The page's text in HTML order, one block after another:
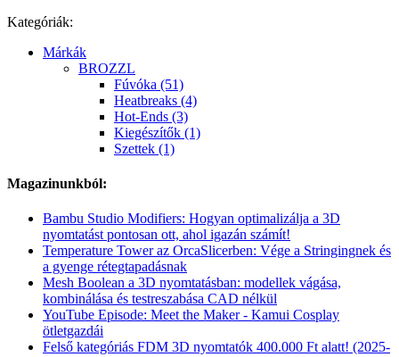
Kategóriák:
Márkák
BROZZL
Fúvóka (51)
Heatbreaks (4)
Hot-Ends (3)
Kiegészítők (1)
Szettek (1)
Magazinunkból:
Bambu Studio Modifiers: Hogyan optimalizálja a 3D
nyomtatást pontosan ott, ahol igazán számít!
Temperature Tower az OrcaSlicerben: Vége a Stringingnek és
a gyenge rétegtapadásnak
Mesh Boolean a 3D nyomtatásban: modellek vágása,
kombinálása és testreszabása CAD nélkül
YouTube Episode: Meet the Maker - Kamui Cosplay
ötletgazdái
Felső kategóriás FDM 3D nyomtatók 400.000 Ft alatt! (2025-